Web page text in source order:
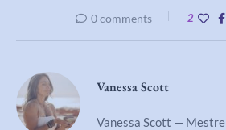
0 comments 2
Vanessa Scott
Vanessa Scott —